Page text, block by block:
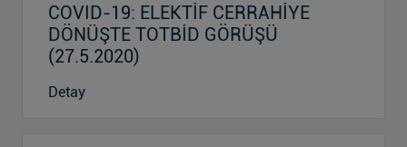
COVID-19: ELEKTİF CERRAHİYE
DÖNÜŞTE TOTBİD GÖRÜŞÜ
(27.5.2020)
Detay